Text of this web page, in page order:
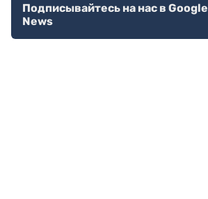
Подписывайтесь на нас в Google
News